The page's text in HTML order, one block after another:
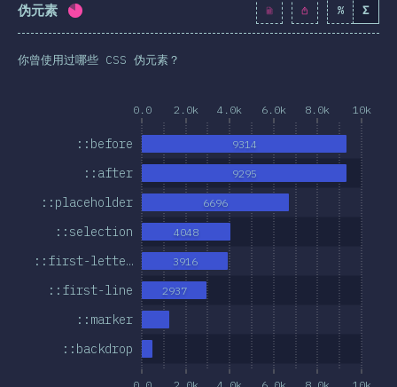
大奖
伪元素 完成率: % Σ
你曾使用过哪些 CSS 伪元素？
0.0 2.0k 4.0k 6.0k 8.0k 10k
::backdrop
::marker
::first-line
::first-lette…
::selection
::placeholder
::after
::before
2937
3916
4048
6696
9295
9314